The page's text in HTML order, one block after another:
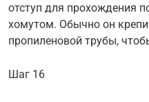
отступ для прохождения
хомутом. Обычно он
пропиленовой трубы,
Шаг 16